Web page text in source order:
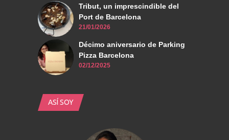
Tribut, un imprescindible del
Port de Barcelona
21/01/2026
Décimo aniversario de Parking
Pizza Barcelona
02/12/2025
ASÍ SOY